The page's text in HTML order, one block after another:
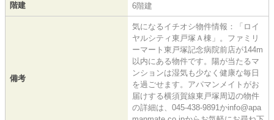
階建 6階建
備考
気になるイチオシ物件情報：「ロイ
ヤルシティ東戸塚Ａ棟」。ファミリ
ーマート東戸塚記念病院前店が144m
以内にある物件です。陽が当たるマ
ンションは湿気も少なく健康な毎日
を過ごせます。アパマンメイトがお
届けする横須賀線東戸塚周辺の物件
の詳細は、045-438-9891かinfo@apa